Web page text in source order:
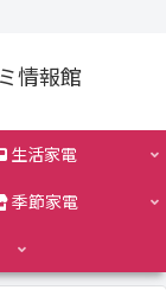
情報館
生活家電
季節家電